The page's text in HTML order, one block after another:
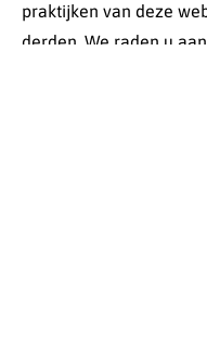
praktijken van deze
derden. We raden u